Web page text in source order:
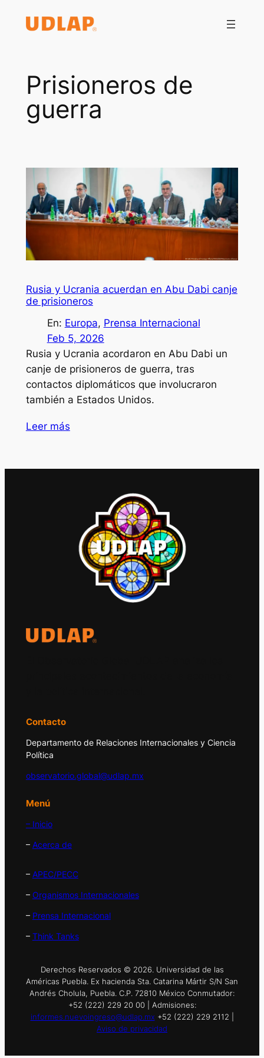
Prisioneros de
guerra
Rusia y Ucrania acuerdan en Abu Dabi canje
de prisioneros
En: Europa, Prensa Internacional
Feb 5, 2026
Rusia y Ucrania acordaron en Abu Dabi un
canje de prisioneros de guerra, tras
contactos diplomáticos que involucraron
también a Estados Unidos.
Leer más
Contacto
Departamento de Relaciones Internacionales y Ciencia
Política
observatorio.global@udlap.mx
Menú
– Inicio
– Acerca de
– APEC/PECC
– Organismos Internacionales
– Prensa Internacional
– Think Tanks
Derechos Reservados © 2026. Universidad de las
Américas Puebla. Ex hacienda Sta. Catarina Mártir S/N San
Andrés Cholula, Puebla. C.P. 72810 México Conmutador:
+52 (222) 229 20 00 | Admisiones:
informes.nuevoingreso@udlap.mx +52 (222) 229 2112 |
Aviso de privacidad